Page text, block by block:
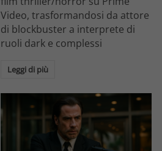
Video, trasformandosi da attore
di blockbuster a interprete di
ruoli dark e complessi
Leggi di più